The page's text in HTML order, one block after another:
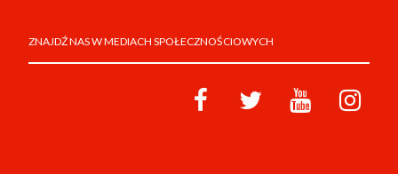
ZNAJDŹ NAS W MEDIACH SPOŁECZNOŚCIOWYCH